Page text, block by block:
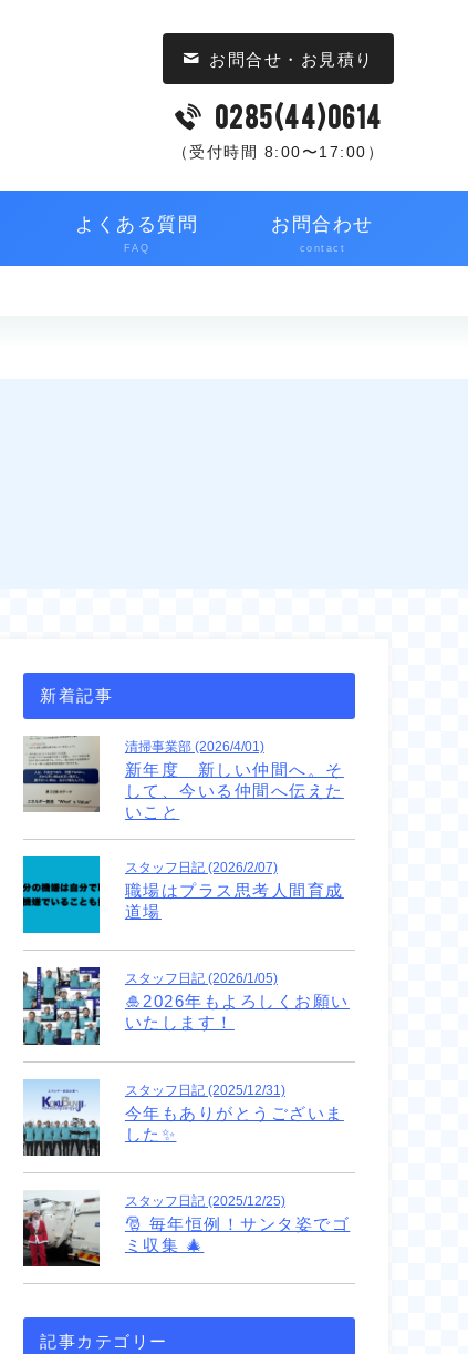
お問合せ・お見積り
0285(44)0614
（受付時間 8:00〜17:00）
よくある質問
FAQ
お問合わせ
contact
新着記事
清掃事業部 (2026/4/01)
新年度 新しい仲間へ。そ
して、今いる仲間へ伝えた
いこと
スタッフ日記 (2026/2/07)
職場はプラス思考人間育成
道場
スタッフ日記 (2026/1/05)
🎍2026年もよろしくお願い
いたします！
スタッフ日記 (2025/12/31)
今年もありがとうございま
した✨
スタッフ日記 (2025/12/25)
🎅 毎年恒例！サンタ姿でゴ
ミ収集 🎄
記事カテゴリー